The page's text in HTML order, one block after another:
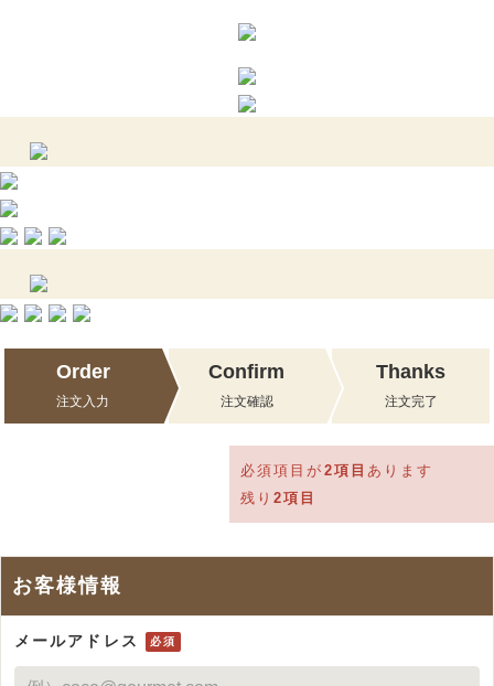
Order
注文入力
Confirm
注文確認
Thanks
注文完了
必須項目が 2項目 あります
残り2項目
お客様情報
メールアドレス 必須